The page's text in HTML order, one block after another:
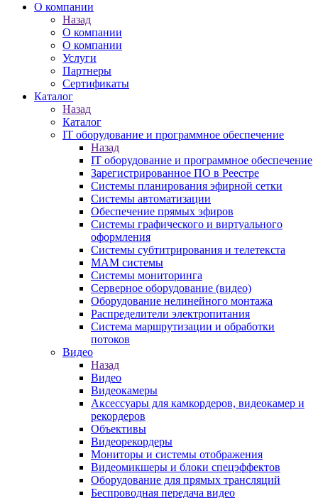
О компании
Назад
О компании
О компании
Услуги
Партнеры
Сертификаты
Каталог
Назад
Каталог
IT оборудование и программное обеспечение
Назад
IT оборудование и программное обеспечение
Зарегистрированное ПО в Реестре
Системы планирования эфирной сетки
Системы автоматизации
Обеспечение прямых эфиров
Системы графического и виртуального
оформления
Системы субтитрирования и телетекста
MAM системы
Системы мониторинга
Серверное оборудование (видео)
Оборудование нелинейного монтажа
Распределители электропитания
Система маршрутизации и обработки
потоков
Видео
Назад
Видео
Видеокамеры
Аксессуары для камкордеров, видеокамер и
рекордеров
Объективы
Видеорекордеры
Мониторы и системы отображения
Видеомикшеры и блоки спецэффектов
Оборудование для прямых трансляций
Беспроводная передача видео